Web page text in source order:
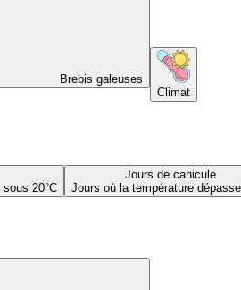
Brebis galeuses
Climat
20°C
Jours de canicule
Jours où la température